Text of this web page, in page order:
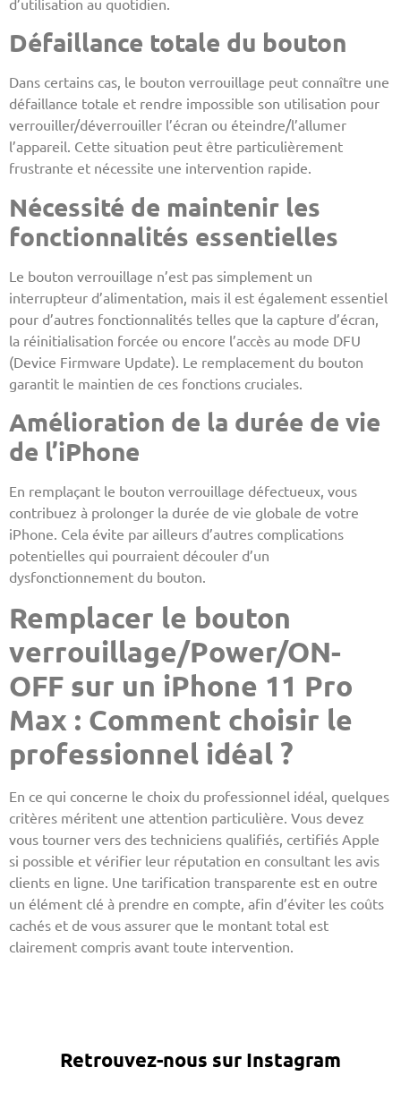
d’utilisation au quotidien.
Défaillance totale du bouton
Dans certains cas, le bouton verrouillage peut connaître une
défaillance totale et rendre impossible son utilisation pour
verrouiller/déverrouiller l’écran ou éteindre/l’allumer
l’appareil. Cette situation peut être particulièrement
frustrante et nécessite une intervention rapide.
Nécessité de maintenir les
fonctionnalités essentielles
Le bouton verrouillage n’est pas simplement un
interrupteur d’alimentation, mais il est également essentiel
pour d’autres fonctionnalités telles que la capture d’écran,
la réinitialisation forcée ou encore l’accès au mode DFU
(Device Firmware Update). Le remplacement du bouton
garantit le maintien de ces fonctions cruciales.
Amélioration de la durée de vie
de l’iPhone
En remplaçant le bouton verrouillage défectueux, vous
contribuez à prolonger la durée de vie globale de votre
iPhone. Cela évite par ailleurs d’autres complications
potentielles qui pourraient découler d’un
dysfonctionnement du bouton.
Remplacer le bouton
verrouillage/Power/ON-
OFF sur un iPhone 11 Pro
Max : Comment choisir le
professionnel idéal ?
En ce qui concerne le choix du professionnel idéal, quelques
critères méritent une attention particulière. Vous devez
vous tourner vers des techniciens qualifiés, certifiés Apple
si possible et vérifier leur réputation en consultant les avis
clients en ligne. Une tarification transparente est en outre
un élément clé à prendre en compte, afin d’éviter les coûts
cachés et de vous assurer que le montant total est
clairement compris avant toute intervention.
Retrouvez-nous sur Instagram